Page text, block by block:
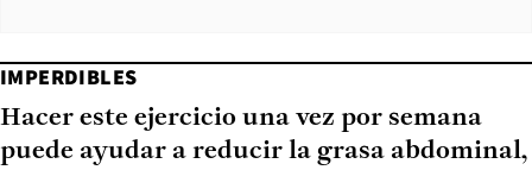
IMPERDIBLES
Hacer este ejercicio una vez por semana
puede ayudar a reducir la grasa abdominal,